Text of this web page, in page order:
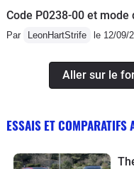
Code P0238-00 et mode
Par LeonHartStrife le 12/09/
Aller sur le
ESSAIS ET